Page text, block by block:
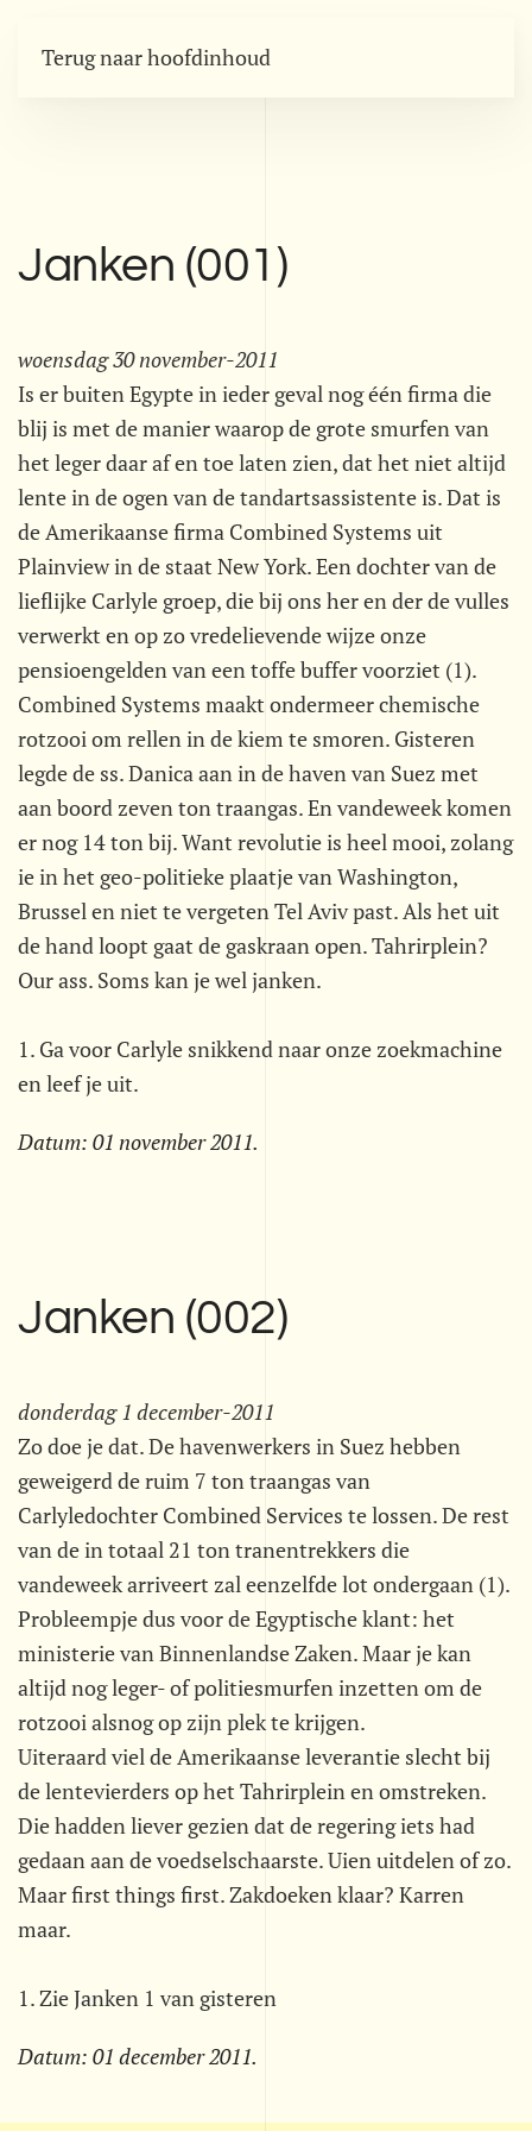
Terug naar hoofdinhoud
Janken (001)
woensdag 30 november-2011
Is er buiten Egypte in ieder geval nog één firma die
blij is met de manier waarop de grote smurfen van
het leger daar af en toe laten zien, dat het niet altijd
lente in de ogen van de tandartsassistente is. Dat is
de Amerikaanse firma Combined Systems uit
Plainview in de staat New York. Een dochter van de
lieflijke Carlyle groep, die bij ons her en der de vulles
verwerkt en op zo vredelievende wijze onze
pensioengelden van een toffe buffer voorziet (1).
Combined Systems maakt ondermeer chemische
rotzooi om rellen in de kiem te smoren. Gisteren
legde de ss. Danica aan in de haven van Suez met
aan boord zeven ton traangas. En vandeweek komen
er nog 14 ton bij. Want revolutie is heel mooi, zolang
ie in het geo-politieke plaatje van Washington,
Brussel en niet te vergeten Tel Aviv past. Als het uit
de hand loopt gaat de gaskraan open. Tahrirplein?
Our ass. Soms kan je wel janken.
1. Ga voor Carlyle snikkend naar onze zoekmachine
en leef je uit.
Datum: 01 november 2011.
Janken (002)
donderdag 1 december-2011
Zo doe je dat. De havenwerkers in Suez hebben
geweigerd de ruim 7 ton traangas van
Carlyledochter Combined Services te lossen. De rest
van de in totaal 21 ton tranentrekkers die
vandeweek arriveert zal eenzelfde lot ondergaan (1).
Probleempje dus voor de Egyptische klant: het
ministerie van Binnenlandse Zaken. Maar je kan
altijd nog leger- of politiesmurfen inzetten om de
rotzooi alsnog op zijn plek te krijgen.
Uiteraard viel de Amerikaanse leverantie slecht bij
de lentevierders op het Tahrirplein en omstreken.
Die hadden liever gezien dat de regering iets had
gedaan aan de voedselschaarste. Uien uitdelen of zo.
Maar first things first. Zakdoeken klaar? Karren
maar.
1. Zie Janken 1 van gisteren
Datum: 01 december 2011.